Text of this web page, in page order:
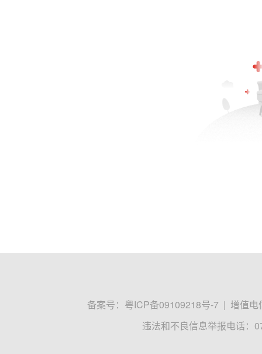
备案号： 粤ICP备09109218号-7 | 增值电
违法和不良信息举报电话：